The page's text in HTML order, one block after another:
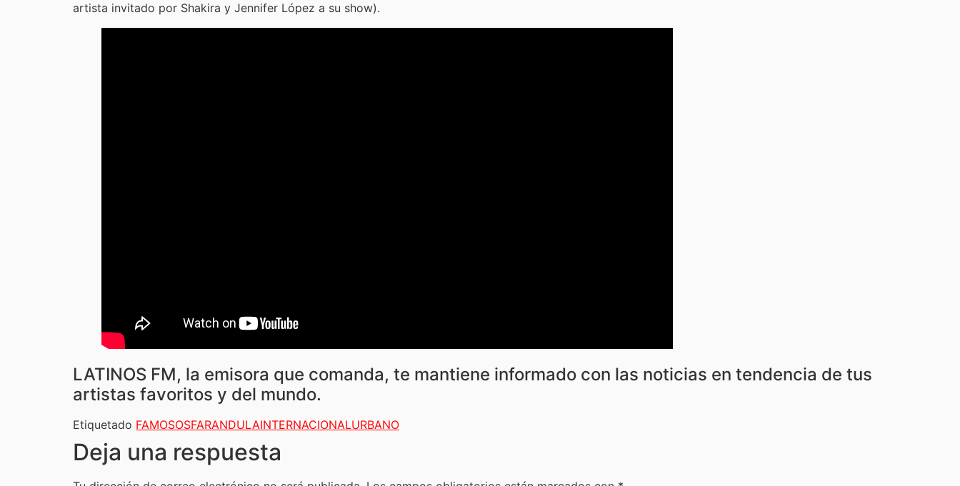
artista invitado por Shakira y Jennifer López a su show).
LATINOS FM, la emisora que comanda, te mantiene informado con las noticias en tendencia de tus
artistas favoritos y del mundo.
Etiquetado FAMOSOSFARANDULAINTERNACIONALURBANO
Deja una respuesta